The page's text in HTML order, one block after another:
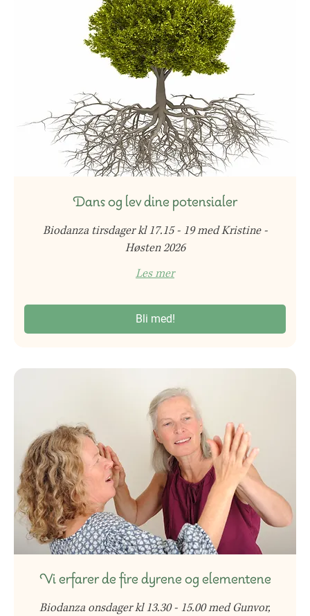
Dans og lev dine potensialer
Biodanza tirsdager kl 17.15 - 19 med Kristine -
Høsten 2026
Les mer
Bli med!
Vi erfarer de fire dyrene og elementene
Biodanza onsdager kl 13.30 - 15.00 med Gunvor,